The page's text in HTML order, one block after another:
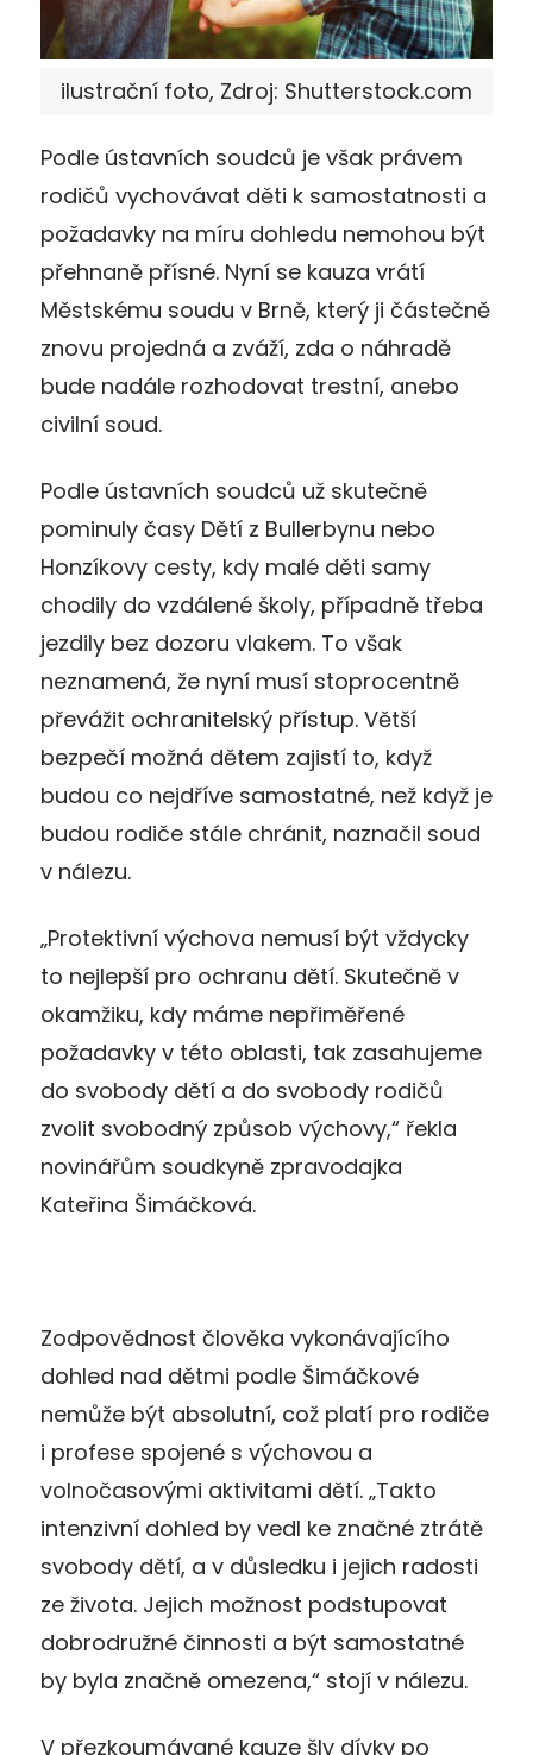
ilustrační foto, Zdroj: Shutterstock.com
Podle ústavních soudců je však právem
rodičů vychovávat děti k samostatnosti a
požadavky na míru dohledu nemohou být
přehnaně přísné. Nyní se kauza vrátí
Městskému soudu v Brně, který ji částečně
znovu projedná a zváží, zda o náhradě
bude nadále rozhodovat trestní, anebo
civilní soud.
Podle ústavních soudců už skutečně
pominuly časy Dětí z Bullerbynu nebo
Honzíkovy cesty, kdy malé děti samy
chodily do vzdálené školy, případně třeba
jezdily bez dozoru vlakem. To však
neznamená, že nyní musí stoprocentně
převážit ochranitelský přístup. Větší
bezpečí možná dětem zajistí to, když
budou co nejdříve samostatné, než když je
budou rodiče stále chránit, naznačil soud
v nálezu.
„Protektivní výchova nemusí být vždycky
to nejlepší pro ochranu dětí. Skutečně v
okamžiku, kdy máme nepřiměřené
požadavky v této oblasti, tak zasahujeme
do svobody dětí a do svobody rodičů
zvolit svobodný způsob výchovy,“ řekla
novinářům soudkyně zpravodajka
Kateřina Šimáčková.
Zodpovědnost člověka vykonávajícího
dohled nad dětmi podle Šimáčkové
nemůže být absolutní, což platí pro rodiče
i profese spojené s výchovou a
volnočasovými aktivitami dětí. „Takto
intenzivní dohled by vedl ke značné ztrátě
svobody dětí, a v důsledku i jejich radosti
ze života. Jejich možnost podstupovat
dobrodružné činnosti a být samostatné
by byla značně omezena,“ stojí v nálezu.
V přezkoumávané kauze šly dívky po